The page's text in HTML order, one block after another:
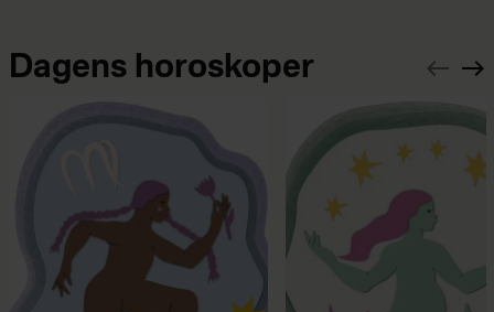
Dagens horoskoper